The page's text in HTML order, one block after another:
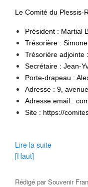
Le Comité du Plessis-
Président : Martial
Trésorière : Simone
Trésorière adjointe
Secrétaire : Jean-
Porte-drapeau :
Adresse : 9,
Adresse email :
Site : https://
Lire la suite
[Haut]
Rédigé parSouvenir